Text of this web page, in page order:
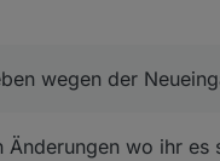
wegen der
wo ihr es